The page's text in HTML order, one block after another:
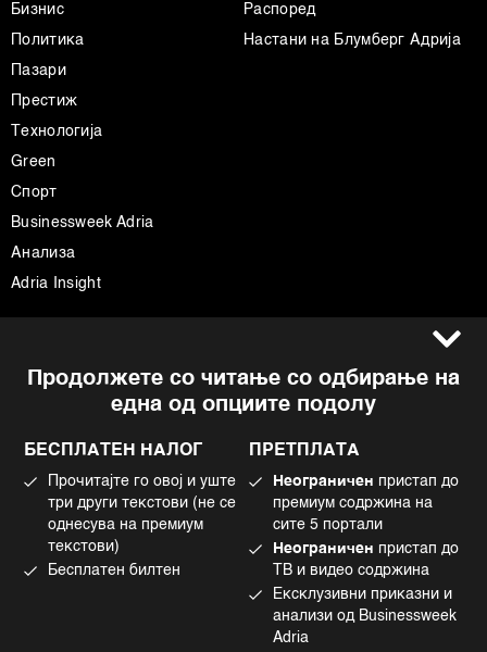
Продолжете со читање со одбирање на
една од опциите подолу
БЕСПЛАТЕН НАЛОГ
Прочитајте го овој и уште
три други текстови (не се
однесува на премиум
текстови)
Бесплатен билтен
ПРЕТПЛАТА
Неограничен пристап до
премиум содржина на
сите 5 портали
Неограничен пристап до
ТВ и видео содржина
Ексклузивни приказни и
анализи од Businessweek
Adria
Бизнис
Политика
Пазари
Престиж
Технологија
Green
Спорт
Businessweek Adria
Анализа
Adria Insight
Распоред
Настани на Блумберг Адрија
Импресум
Политика на приватност
Употреба на вештачка интелигенција
Facebook
Instagram
Tiktok
©2022 - 2026 Bloomberg L.P. All Rights Reserved. BLOOMBERG and the
BLOOMBERG logo are registered trademarks and service marks of
Bloomberg Finance L.P. or its subsidiaries, displayed with permission
Bloomberg Adria is a Mtel Swiss SA Property
News CMS by Cubes